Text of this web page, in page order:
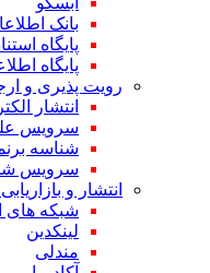
بانک
پایگاه
پایگاه
رویت پذیری و
انتشار
سرویس
شناسه
سرویس
انتشار و
شبکه های
لینکدین
مندلی